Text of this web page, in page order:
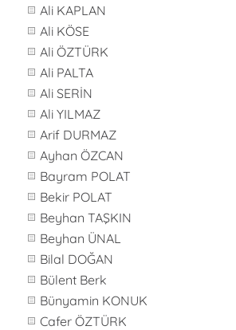
Ali KAPLAN
Ali KÖSE
Ali ÖZTÜRK
Ali PALTA
Ali SERİN
Ali YILMAZ
Arif DURMAZ
Ayhan ÖZCAN
Bayram POLAT
Bekir POLAT
Beyhan TAŞKIN
Beyhan ÜNAL
Bilal DOĞAN
Bülent Berk
Bünyamin KONUK
Cafer ÖZTÜRK